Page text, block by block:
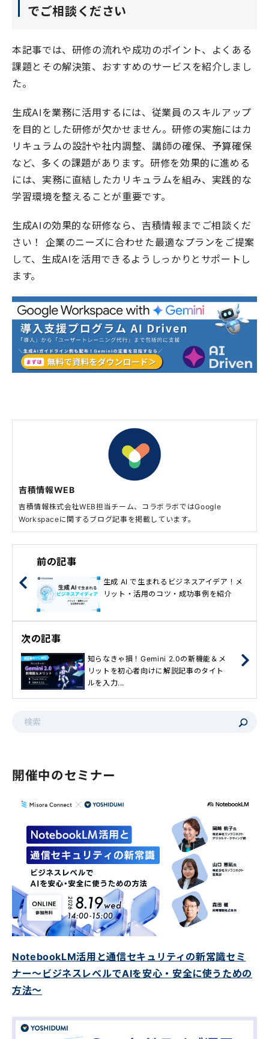
でご相談ください
本記事では、研修の流れや成功のポイント、よくある
課題とその解決策、おすすめのサービスを紹介しまし
た。
生成AIを業務に活用するには、従業員のスキルアップ
を目的とした研修が欠かせません。研修の実施にはカ
リキュラムの設計や社内調整、講師の確保、予算確保
など、多くの課題があります。研修を効果的に進める
には、実務に直結したカリキュラムを組み、実践的な
学習環境を整えることが重要です。
生成AIの効果的な研修なら、吉積情報までご相談くだ
さい！ 企業のニーズに合わせた最適なプランをご提案
して、生成AIを活用できるようしっかりとサポートし
ます。
吉積情報WEB
吉積情報株式会社WEB担当チーム、コラボラボではGoogle
Workspaceに関するブログ記事を掲載しています。
前の記事
生成 AI で生まれるビジネスアイデア！メ
リット・活用のコツ・成功事例を紹介
次の記事
知らなきゃ損！Gemini 2.0の新機能＆メ
リットを初心者向けに解説記事のタイト
ルを入力...
これは、自動候補機能付きの検索フィールドです。
開催中のセミナー
NotebookLM活用と通信セキュリティの新常識セミ
ナー〜ビジネスレベルでAIを安心・安全に使うための
方法〜